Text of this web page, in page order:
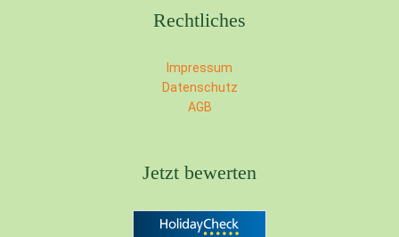
Rechtliches
Impressum
Datenschutz
AGB
Jetzt bewerten